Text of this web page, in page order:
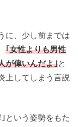
に、少し前までは
｢女性よりも男性
が偉いんだよ｣と
上してしまう言説
という姿勢をもた